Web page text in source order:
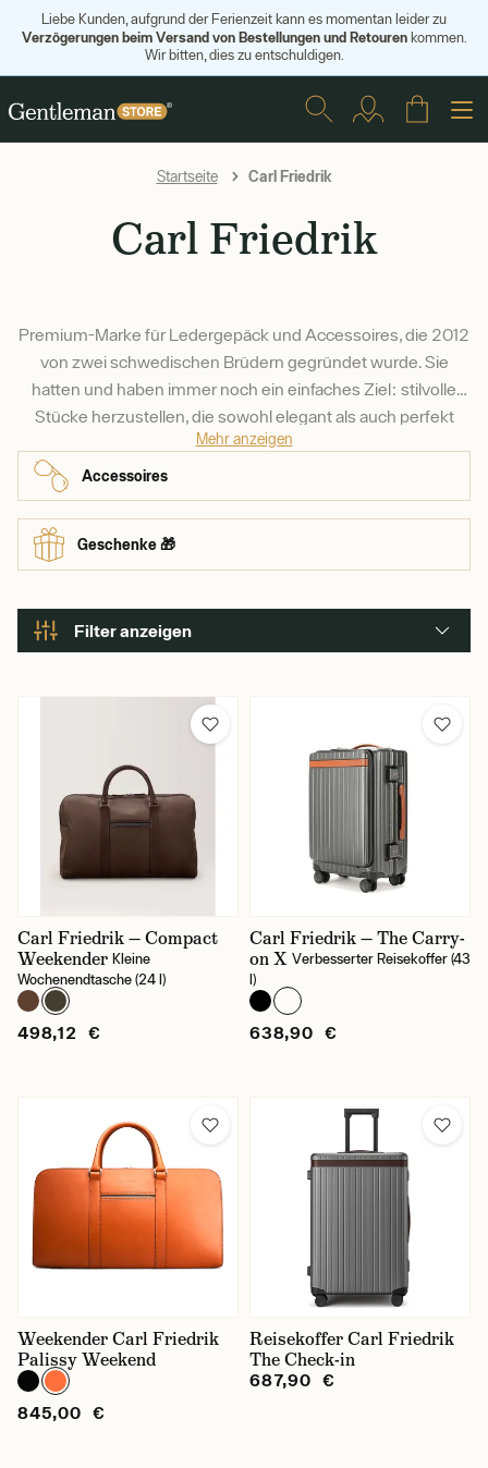
Liebe Kunden, aufgrund der Ferienzeit kann es momentan leider zu
Verzögerungen beim Versand von Bestellungen und Retourenkommen.
Wir bitten, dies zu entschuldigen.
Startseite Carl Friedrik
Carl Friedrik
Premium-Marke für Ledergepäck und Accessoires, die 2012
von zwei schwedischen Brüdern gegründet wurde. Sie
hatten und haben immer noch ein einfaches Ziel: stilvolle
Stücke herzustellen, die sowohl elegant als auch perfekt
funktional sind.
Mehr anzeigen
Accessoires
Geschenke 🎁
Filter anzeigen
Carl Friedrik — Compact
Weekender Kleine
Wochenendtasche (24 l)
498,12 €
Carl Friedrik — The Carry-
on X Verbesserter Reisekoffer (43
l)
638,90 €
Weekender Carl Friedrik
Palissy Weekend
845,00 €
Reisekoffer Carl Friedrik
The Check-in
687,90 €